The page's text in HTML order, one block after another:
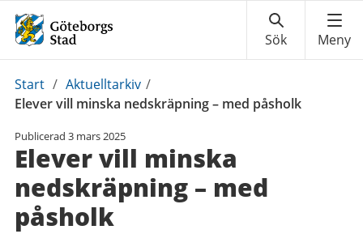
Du
är
Start / Aktuelltarkiv /
Elever vill minska nedskräpning – med påsholk
Publicerad 3 mars 2025
Elever vill minska
nedskräpning – med
påsholk